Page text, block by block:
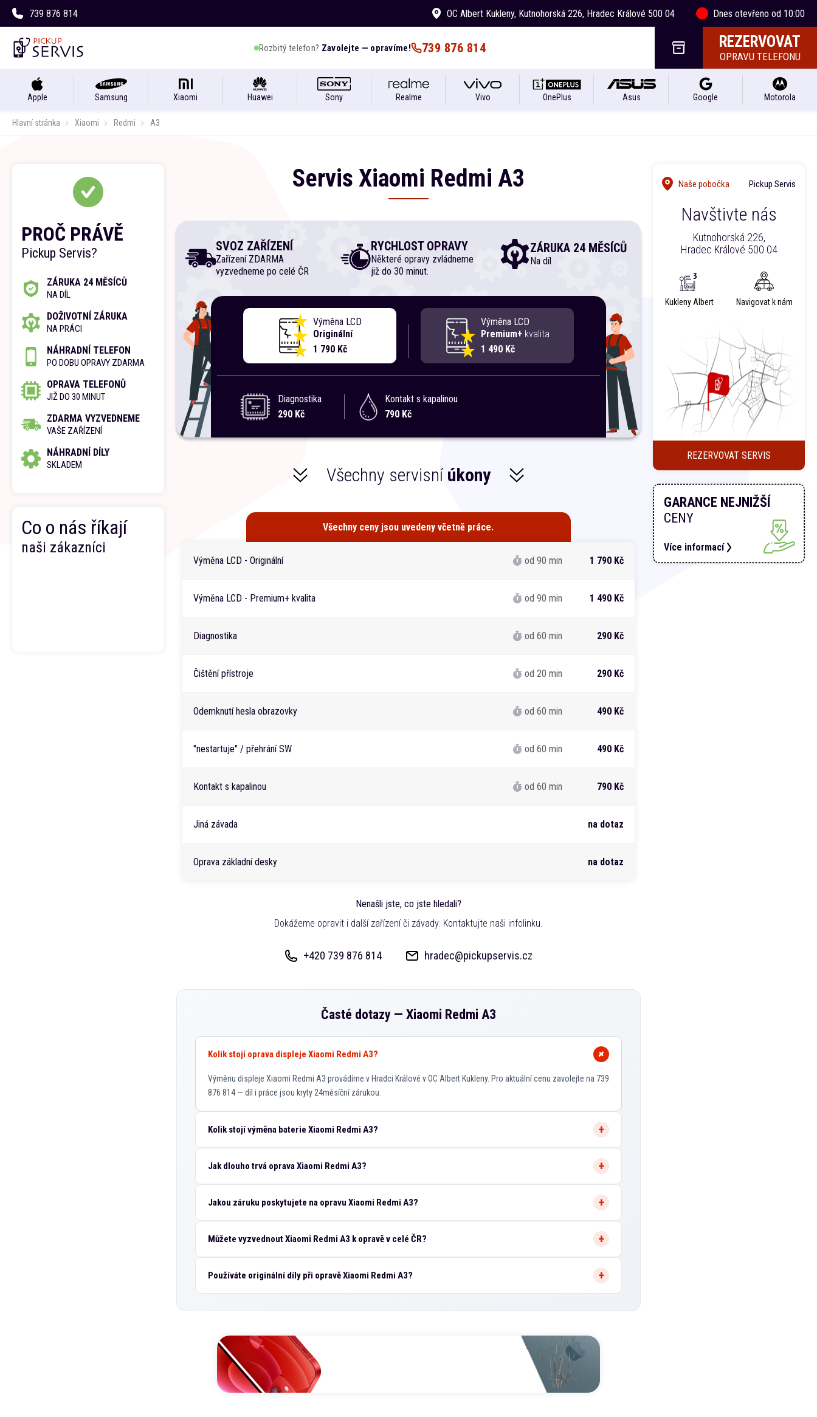
739 876 814 OC Albert Kukleny, Kutnohorská 226, Hradec Králové 500 04 Dnes otevřeno od 10:00
Rozbitý telefon? Zavolejte — opravíme! 739 876 814 REZERVOVAT
OPRAVU TELEFONU
Apple Samsung Xiaomi Huawei Sony Realme Vivo OnePlus Asus Google Motorola
Hlavní stránka Xiaomi Redmi A3
Servis Xiaomi Redmi A3
SVOZ ZAŘÍZENÍ
Zařízení ZDARMA
vyzvedneme po celé ČR
RYCHLOST OPRAVY
Některé opravy zvládneme
již do 30 minut.
ZÁRUKA 24 MĚSÍCŮ
Na díl
Výměna LCD
Originální
1 790 Kč
Výměna LCD
Premium+kvalita
1 490 Kč
Diagnostika
290 Kč
Kontakt s kapalinou
790 Kč
Všechny servisní úkony
Všechny ceny jsou uvedeny včetně práce.
Výměna LCD - Originální od 90 min 1 790 Kč
Výměna LCD - Premium+ kvalita od 90 min 1 490 Kč
Diagnostika od 60 min 290 Kč
Čištění přístroje od 20 min 290 Kč
Odemknutí hesla obrazovky od 60 min 490 Kč
"nestartuje" / přehrání SW od 60 min 490 Kč
Kontakt s kapalinou od 60 min 790 Kč
Jiná závada na dotaz
Oprava základní desky na dotaz
Nenašli jste, co jste hledali?
Dokážeme opravit i další zařízení či závady. Kontaktujte naši infolinku.
+420 739 876 814 hradec@pickupservis.cz
Časté dotazy — Xiaomi Redmi A3
Kolik stojí oprava displeje Xiaomi Redmi A3?
Výměnu displeje Xiaomi Redmi A3 provádíme v Hradci Králové v OC Albert Kukleny. Pro aktuální cenu zavolejte na 739
876 814 — díl i práce jsou kryty 24měsíční zárukou.
Kolik stojí výměna baterie Xiaomi Redmi A3?
Jak dlouho trvá oprava Xiaomi Redmi A3?
Jakou záruku poskytujete na opravu Xiaomi Redmi A3?
Můžete vyzvednout Xiaomi Redmi A3 k opravě v celé ČR?
Používáte originální díly při opravě Xiaomi Redmi A3?
PROČ PRÁVĚ
Pickup Servis?
ZÁRUKA 24 MĚSÍCŮ
NA DÍL
DOŽIVOTNÍ ZÁRUKA
NA PRÁCI
NÁHRADNÍ TELEFON
PO DOBU OPRAVY ZDARMA
OPRAVA TELEFONŮ
JIŽ DO 30 MINUT
ZDARMA VYZVEDNEME
VAŠE ZAŘÍZENÍ
NÁHRADNÍ DÍLY
SKLADEM
Co o nás říkají
naši zákazníci
Naše pobočka Pickup Servis
Navštivte nás
Kutnohorská 226,
Hradec Králové 500 04
Kukleny Albert Navigovat k nám
REZERVOVAT SERVIS
GARANCE NEJNIŽŠÍ
CENY
Více informací